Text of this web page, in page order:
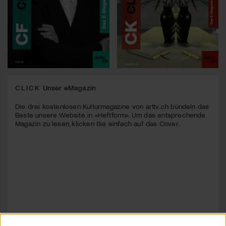
CLICK Unser eMagazin
Die drei kostenlosen Kulturmagazine von arttv.ch bündeln das
Beste unsere Website in «Heftform». Um das entsprechende
Magazin zu lesen, klicken Sie einfach auf das Cover.